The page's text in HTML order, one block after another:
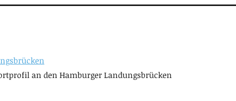
an den Hamburger Landungsbrücken